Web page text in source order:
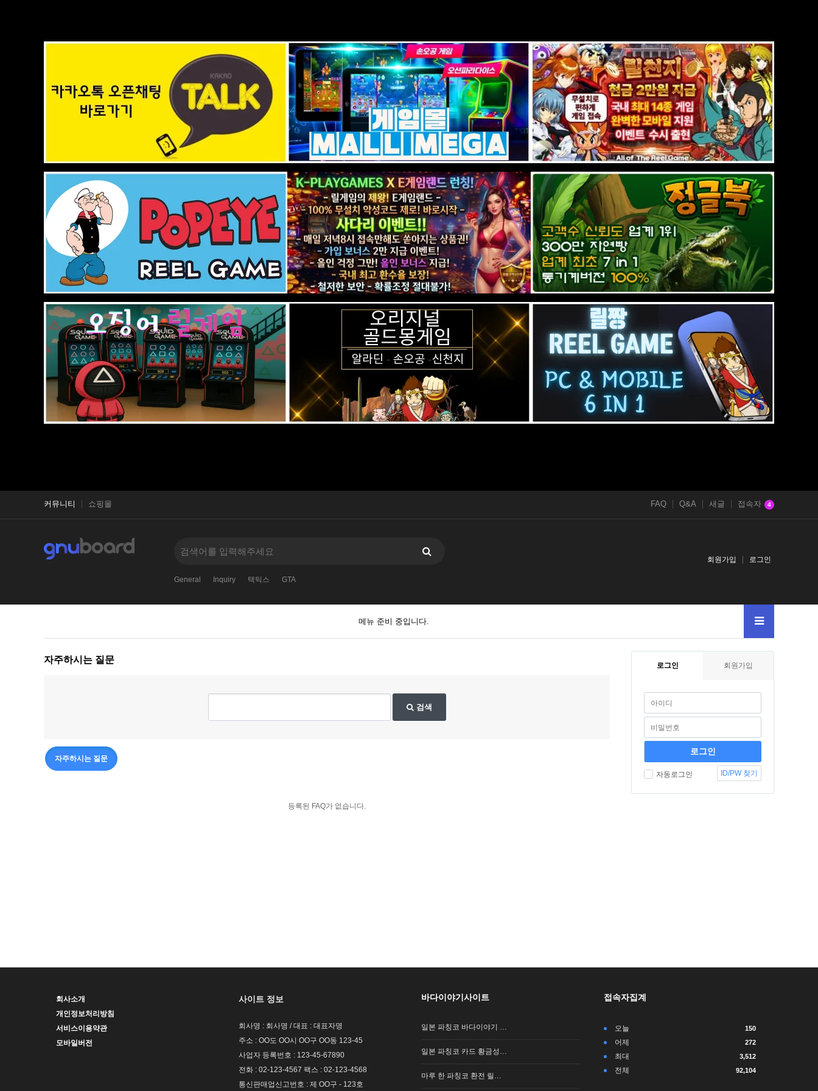
커뮤니티 쇼핑몰 FAQ Q&A 새글 접속자 4
General Inquiry 택틱스 GTA
회원가입 로그인
메뉴 준비 중입니다.
자주하시는 질문
검색
자주하시는 질문
등록된 FAQ가 없습니다.
로그인 회원가입
자동로그인 ID/PW 찾기
회사소개
개인정보처리방침
서비스이용약관
모바일버전
사이트 정보
회사명 : 회사명 / 대표 : 대표자명
주소 : OO도 OO시 OO구 OO동 123-45
사업자 등록번호 : 123-45-67890
전화 : 02-123-4567 팩스 : 02-123-4568
통신판매업신고번호 : 제 OO구 - 123호
바다이야기사이트
일본 파칭코 바다이야기 …
일본 파칭코 카드 황금성…
마루 한 파칭코 환전 릴…
접속자집계
오늘 150
어제 272
최대 3,512
전체 92,104